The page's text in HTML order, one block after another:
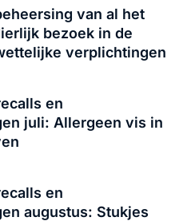
van al het
bezoek in de
verplichtingen
en
juli: Allergeen vis in
en
augustus: Stukjes